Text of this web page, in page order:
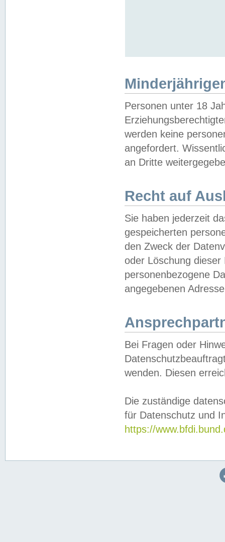
Personen unter 18
werden keine
angefordert.
an Dritte
Recht auf
Sie haben jederzeit
gespeicherten
den Zweck der
oder Löschung
personenbezogene
angegebenen
Bei Fragen oder
wenden. Diesen
Die zuständige
für Datenschutz und
https://